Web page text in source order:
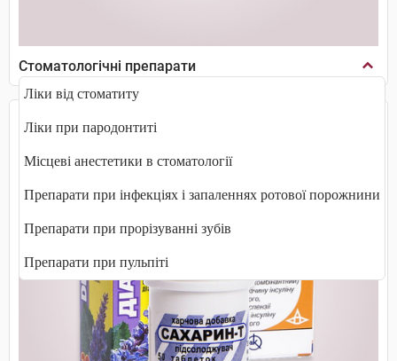
Стоматологічні препарати
Ліки від стоматиту
Ліки при пародонтиті
Місцеві анестетики в стоматології
Препарати при інфекціях і запаленнях ротової порожнини
Препарати при прорізуванні зубів
Препарати при пульпіті